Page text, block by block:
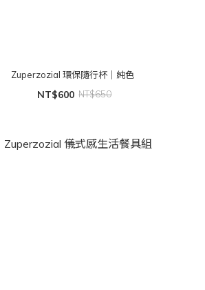
Zuperzozial 環保隨行杯｜純色
NT$600 NT$650